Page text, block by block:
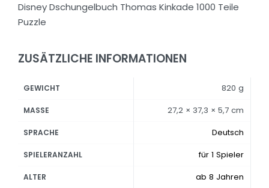
Disney Dschungelbuch Thomas Kinkade 1000 Teile
Puzzle
ZUSÄTZLICHE INFORMATIONEN
GEWICHT 820 g
MASSE 27,2 × 37,3 × 5,7 cm
SPRACHE Deutsch
SPIELERANZAHL für 1 Spieler
ALTER ab 8 Jahren